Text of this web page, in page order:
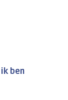
ben